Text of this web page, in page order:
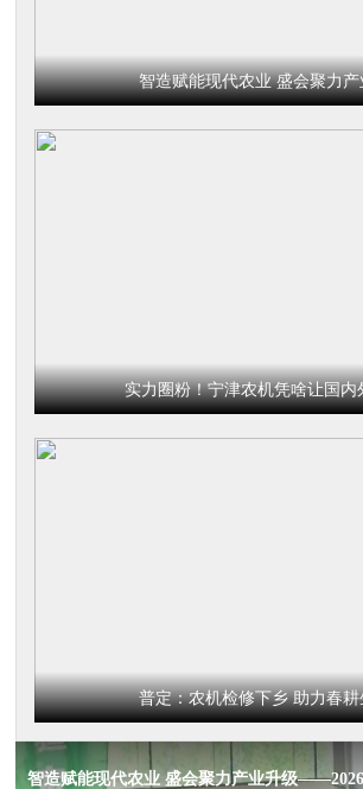
智造赋能现代农业 盛会聚力
实力圈粉！宁津农机凭啥让国内
普定：农机检修下乡 助力春